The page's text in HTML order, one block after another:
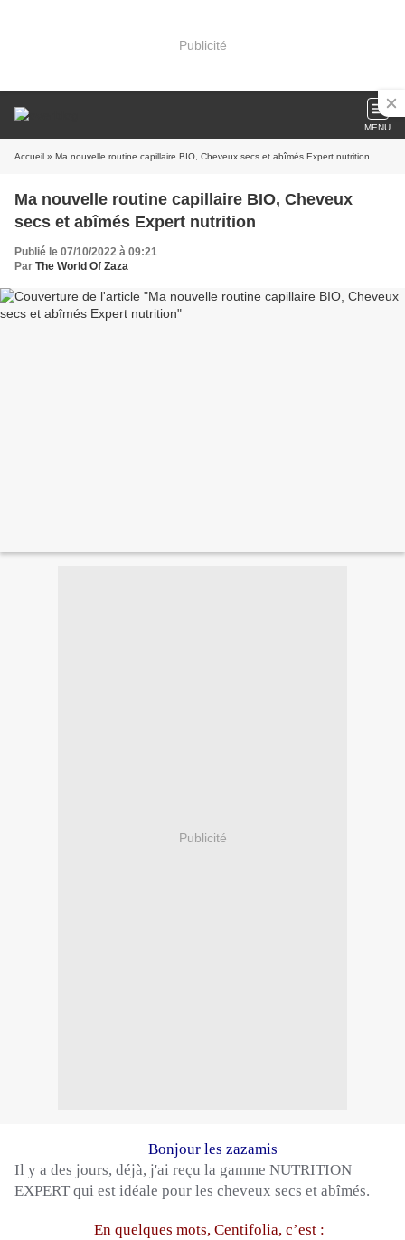
Publicité
MENU
Accueil » Ma nouvelle routine capillaire BIO, Cheveux secs et abîmés Expert nutrition
Ma nouvelle routine capillaire BIO, Cheveux
secs et abîmés Expert nutrition
Publié le 07/10/2022 à 09:21
Par The World Of Zaza
Publicité
Bonjour les zazamis
Il y a des jours, déjà, j'ai reçu la gamme NUTRITION
EXPERT qui est idéale pour les cheveux secs et abîmés.
En quelques mots, Centifolia, c’est :